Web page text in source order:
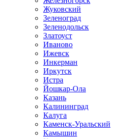
Жуковский
Зеленоград
Зеленодольск
Златоуст
Иваново
Ижевск
Инкерман
Иркутск
Истра
Йошкар-Ола
Казань
Калининград
Калуга
Каменск-Уральский
Камышин